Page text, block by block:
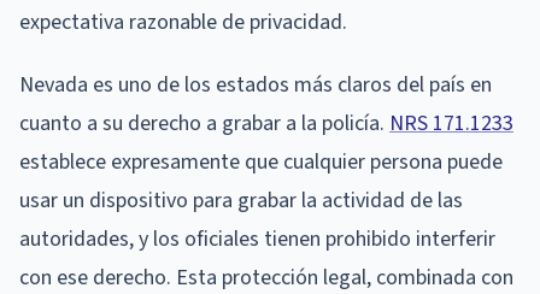
expectativa razonable de privacidad.
Nevada es uno de los estados más claros del país en
cuanto a su derecho a grabar a la policía. NRS 171.1233
establece expresamente que cualquier persona puede
usar un dispositivo para grabar la actividad de las
autoridades, y los oficiales tienen prohibido interferir
con ese derecho. Esta protección legal, combinada con